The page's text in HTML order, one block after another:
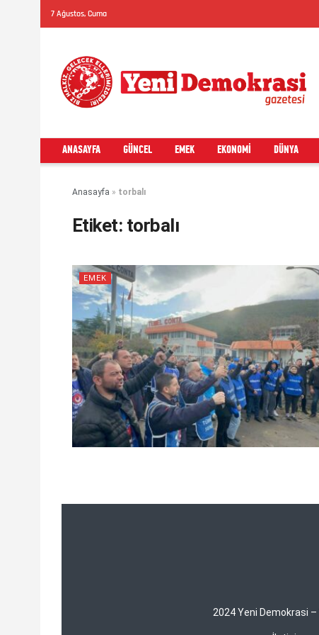
7 Ağustos, Cuma
ANASAYFA GÜNCEL EMEK EKONOMI DÜNYA
Anasayfa » torbalı
Etiket: torbalı
EMEK
2024 Yeni Demokrasi –